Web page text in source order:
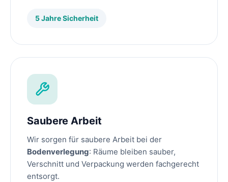
5 Jahre Sicherheit
Saubere Arbeit
Wir sorgen für saubere Arbeit bei der
Bodenverlegung: Räume bleiben sauber,
Verschnitt und Verpackung werden fachgerecht
entsorgt.